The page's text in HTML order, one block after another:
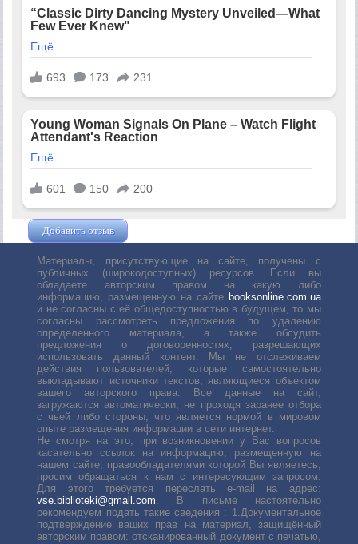
Добавить отзыв
Материалы, присутствующие на сайте, получены с
публичных (широкодоступных) ресурсов. Если вы
обладаете авторским правом на какую либо
информацию, размещенную на сайте booksonline.com.ua
и не согласны с её общедоступностью в будущем, то мы
согласны рассмотреть предложения по удалению
определенного материала, а также обсудить
предложения о договоренностях, разрешающих
использовать данный контент. Мы не отслеживаем
действия пользователей, которые самостоятельно
выкладывают источники текстов, являющиеся объектом
вашего авторского права. Все данные на сайт,
загружаются автоматически, не проходя заранее отбора
с чьей либо стороны, что является нормой в мировом
опыте размещения информации в сети интернет.
Не смотря на это, при возникновении у Вас вопросов
касательно ссылок на информацию, размещенную на
нашем сайте, правообладателями которой Вы являетесь,
просим обращаться к нам с интересующим запросом.
Для этого требуется переслать е-mail на адрес:
vse.biblioteki@gmail.com . В письме настоятельно
рекомендуем подать такие сведения : 1.Документальное
подтверждение ваших прав на материал, защищённый
авторским правом: отсканированный документ с печатью,